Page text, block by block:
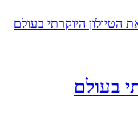
בעולם